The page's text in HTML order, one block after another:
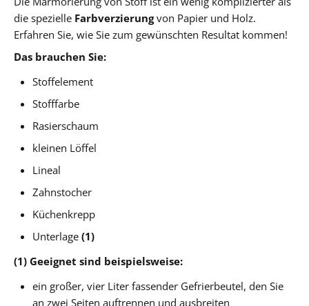
die spezielle Farbverzierungvon Papier und Holz.
Erfahren Sie, wie Sie zum gewünschten Resultat kommen!
Das brauchen Sie:
Stoffelement
Stofffarbe
Rasierschaum
kleinen Löffel
Lineal
Zahnstocher
Küchenkrepp
Unterlage(1)
(1) Geeignet sind beispielsweise:
ein großer, vier Liter fassender Gefrierbeutel, den Sie
an zwei Seiten auftrennen und ausbreiten